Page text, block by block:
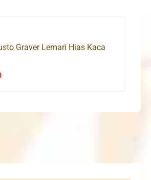
Graver Lemari Hias Kaca